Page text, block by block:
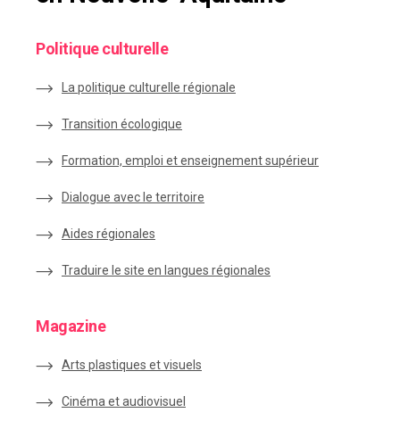
Politique culturelle
La politique culturelle régionale
Transition écologique
Formation, emploi et enseignement supérieur
Dialogue avec le territoire
Aides régionales
Traduire le site en langues régionales
Magazine
Arts plastiques et visuels
Cinéma et audiovisuel